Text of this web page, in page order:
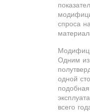
спроса
Одним из
одной
всего